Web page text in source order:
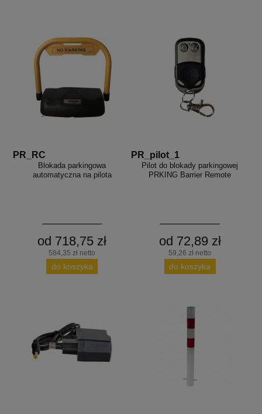
PR_RC
Blokada parkingowa
automatyczna na pilota
od 718,75 zł
584,35 zł netto
do koszyka
PR_pilot_1
Pilot do blokady parkingowej
PRKING Barrier Remote
od 72,89 zł
59,26 zł netto
do koszyka